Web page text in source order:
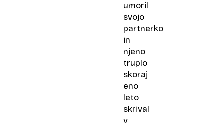
umoril
svojo
partnerko
in
njeno
truplo
skoraj
eno
leto
skrival
v